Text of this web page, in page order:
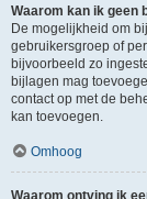
Waarom kan ik geen
De mogelijkheid om
gebruikersgroep of
bijvoorbeeld zo
bijlagen mag
contact op met de
kan toevoegen.
Omhoog